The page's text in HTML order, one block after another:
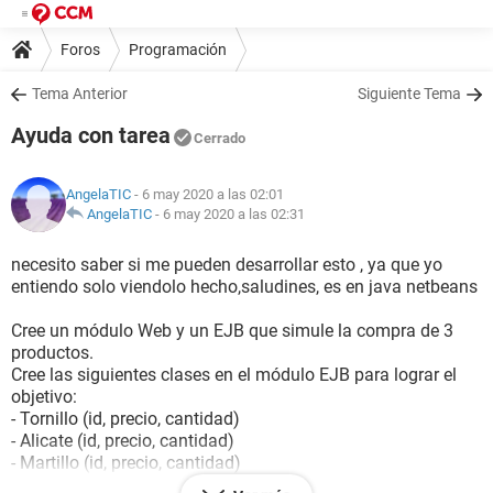
Foros Programación
Tema Anterior Siguiente Tema
Ayuda con tarea Cerrado
AngelaTIC - 6 may 2020 a las 02:01
AngelaTIC - 6 may 2020 a las 02:31
necesito saber si me pueden desarrollar esto , ya que yo
entiendo solo viendolo hecho,saludines, es en java netbeans
Cree un módulo Web y un EJB que simule la compra de 3
productos.
Cree las siguientes clases en el módulo EJB para lograr el
objetivo:
- Tornillo (id, precio, cantidad)
- Alicate (id, precio, cantidad)
- Martillo (id, precio, cantidad)
- Venta (id, neto, iva, total)